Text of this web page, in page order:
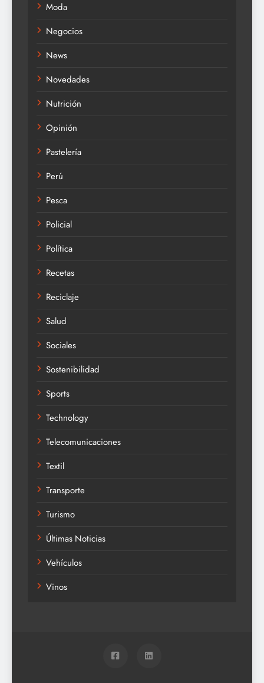
Moda
Negocios
News
Novedades
Nutrición
Opinión
Pastelería
Perú
Pesca
Policial
Política
Recetas
Reciclaje
Salud
Sociales
Sostenibilidad
Sports
Technology
Telecomunicaciones
Textil
Transporte
Turismo
Últimas Noticias
Vehículos
Vinos